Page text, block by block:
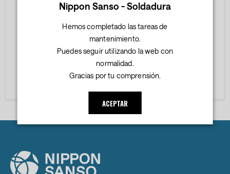
¿Olvidó su contraseña?
Nippon Sanso - Soldadura
Hemos completado las tareas de
mantenimiento.
Puedes seguir utilizando la web con
normalidad.
Gracias por tu comprensión.
ACEPTAR